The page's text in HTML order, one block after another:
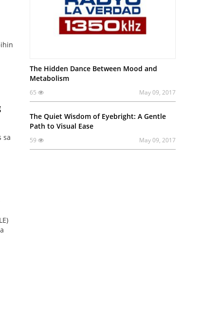
sa
The Hidden Dance Between Mood and
Metabolism
65 May 09, 2017
The Quiet Wisdom of Eyebright: A Gentle
Path to Visual Ease
59 May 09, 2017